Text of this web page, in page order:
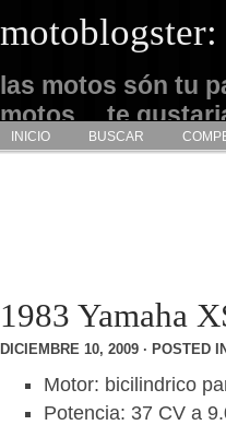
las motos són tu
motos… te
admirarlas… este
INICIO BUSCAR
1983 Yamaha
DICIEMBRE 10, 2009 · POSTED IN
Motor: bicilindrico
Potencia: 37 CV a